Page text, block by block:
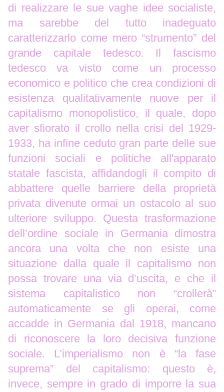
di realizzare le sue vaghe idee socialiste,
ma sarebbe del tutto inadeguato
caratterizzarlo come mero “strumento” del
grande capitale tedesco. Il fascismo
tedesco va visto come un processo
economico e politico che crea condizioni di
esistenza qualitativamente nuove per il
capitalismo monopolistico, il quale, dopo
aver sfiorato il crollo nella crisi del 1929-
1933, ha infine ceduto gran parte delle sue
funzioni sociali e politiche all'apparato
statale fascista, affidandogli il compito di
abbattere quelle barriere della proprietà
privata divenute ormai un ostacolo al suo
ulteriore sviluppo. Questa trasformazione
dell’ordine sociale in Germania dimostra
ancora una volta che non esiste una
situazione dalla quale il capitalismo non
possa trovare una via d’uscita, e che il
sistema capitalistico non “crollerà”
automaticamente se gli operai, come
accadde in Germania dal 1918, mancano
di riconoscere la loro decisiva funzione
sociale. L’imperialismo non è “la fase
suprema” del capitalismo: questo è,
invece, sempre in grado di imporre la sua